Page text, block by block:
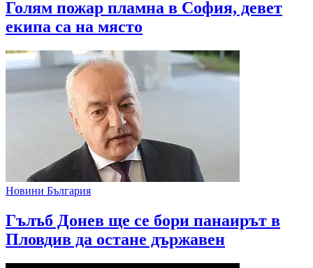
Голям пожар пламна в София, девет
екипа са на място
Новини България
Гълъб Донев ще се бори панаирът в
Пловдив да остане държавен